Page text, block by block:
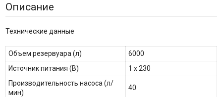
Описание
Технические данные
Объем резервуара (л)
6000
Источник питания (В)
1 x 230
Производительность насоса (л/
мин)
40